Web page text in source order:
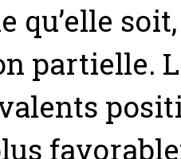
qu’elle
partielle.